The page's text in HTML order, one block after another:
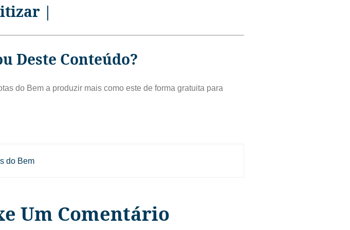
|
Deste Conteúdo?
do Bem a produzir mais como este de forma gratuita para
do Bem
Um Comentário